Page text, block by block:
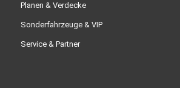
Planen & Verdecke
Sonderfahrzeuge & VIP
Service & Partner